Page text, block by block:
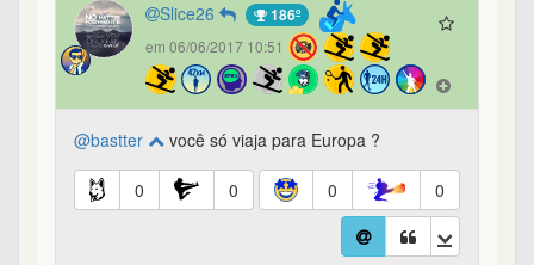
Slice26 186º
em 06/06/2017 10:51
@bastter você só viaja para Europa ?
0 0 0 0